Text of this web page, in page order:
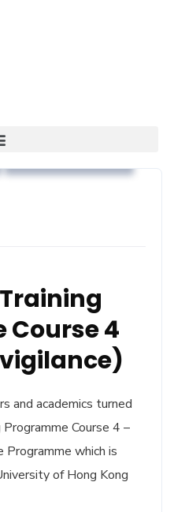
Course 4
and academics turned
Course 4 –
which is
of Hong Kong